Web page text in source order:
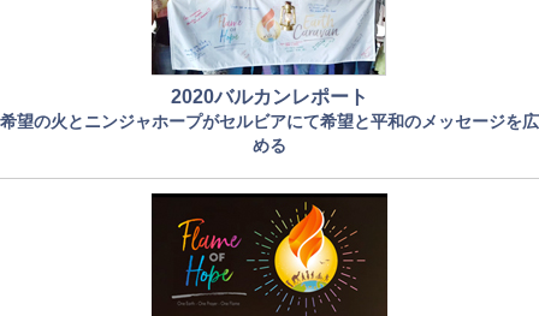
2020バルカンレポート
希望の火とニンジャホープがセルビアにて希望と平和のメッセージを広
める